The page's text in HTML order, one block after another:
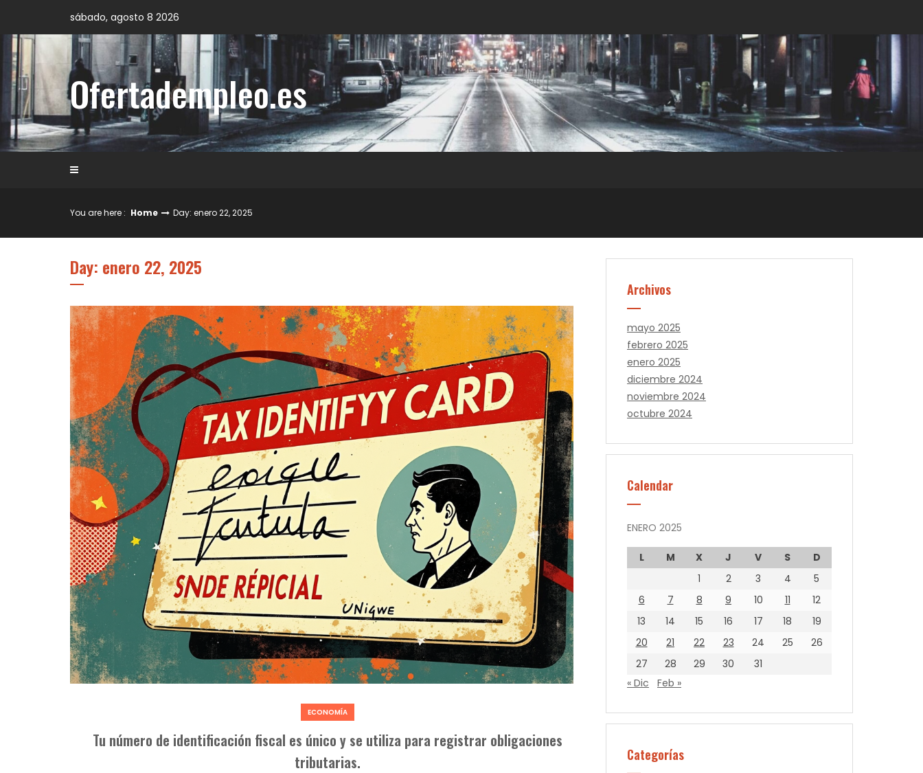
content
sábado, agosto 8 2026
Ofertadempleo.es
You are here : Home Day: enero 22, 2025
Day: enero 22, 2025
ECONOMÍA
Tu número de identificación fiscal es único y se utiliza para registrar obligaciones
tributarias.
Archivos
mayo 2025
febrero 2025
enero 2025
diciembre 2024
noviembre 2024
octubre 2024
Calendar
ENERO 2025
L M X J V S
D
1
2 3 4
5
6
7 8 9 10 11
12
13
14 15 16 17 18
19
20
21 22 23 24 25
26
27
28 29 30
31
« Dic
Feb »
Categorías